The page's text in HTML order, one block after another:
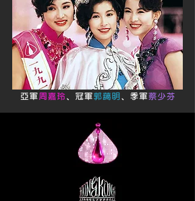
亞軍周嘉玲、冠軍郭藹明 、季軍蔡少芬